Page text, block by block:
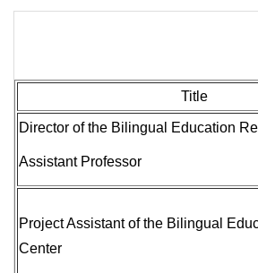
Title
Director of the Bilingual Education
Assistant Professor
Project Assistantof the Bilingual
Center